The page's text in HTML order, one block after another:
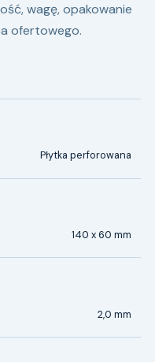
wagę, opakowanie
ofertowego.
Płytka perforowana
140 x 60 mm
2,0 mm